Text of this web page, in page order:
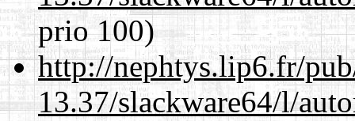
prio 100)
http://nephtys.lip6.fr/
13.37/slackware64/l/